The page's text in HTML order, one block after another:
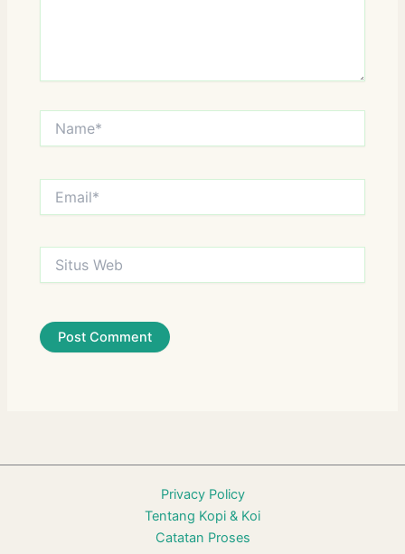
Web
Privacy Policy
Tentang Kopi & Koi
Catatan Proses